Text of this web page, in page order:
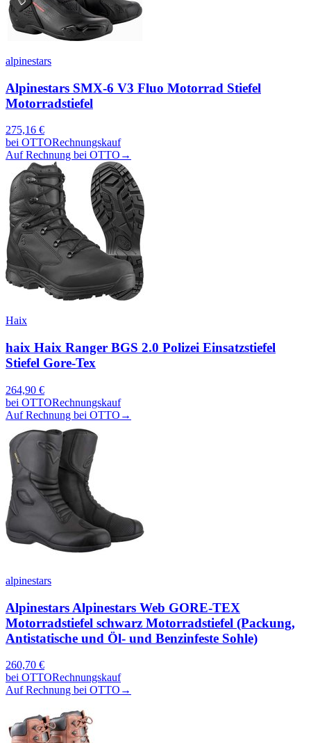
alpinestars
Alpinestars SMX-6 V3 Fluo Motorrad Stiefel
Motorradstiefel
275,16 €
bei OTTORechnungskauf
Auf Rechnung bei OTTO →
Haix
haix Haix Ranger BGS 2.0 Polizei Einsatzstiefel
Stiefel Gore-Tex
264,90 €
bei OTTORechnungskauf
Auf Rechnung bei OTTO →
alpinestars
Alpinestars Alpinestars Web GORE-TEX
Motorradstiefel schwarz Motorradstiefel (Packung,
Antistatische und Öl- und Benzinfeste Sohle)
260,70 €
bei OTTORechnungskauf
Auf Rechnung bei OTTO →